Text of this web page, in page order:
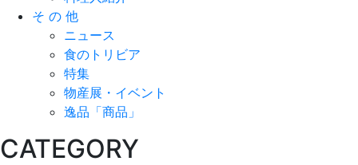
そ の 他
ニュース
食のトリビア
特集
物産展・イベント
逸品「商品」
CATEGORY